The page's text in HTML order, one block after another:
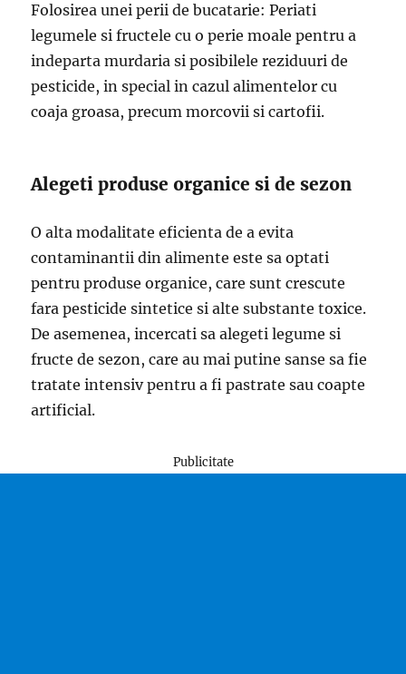
Folosirea unei perii de bucatarie: Periati
legumele si fructele cu o perie moale pentru a
indeparta murdaria si posibilele reziduuri de
pesticide, in special in cazul alimentelor cu
coaja groasa, precum morcovii si cartofii.
Alegeti produse organice si de sezon
O alta modalitate eficienta de a evita
contaminantii din alimente este sa optati
pentru produse organice, care sunt crescute
fara pesticide sintetice si alte substante toxice.
De asemenea, incercati sa alegeti legume si
fructe de sezon, care au mai putine sanse sa fie
tratate intensiv pentru a fi pastrate sau coapte
artificial.
Publicitate